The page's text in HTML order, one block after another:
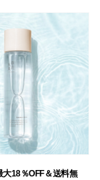
大18％OFF＆送料無